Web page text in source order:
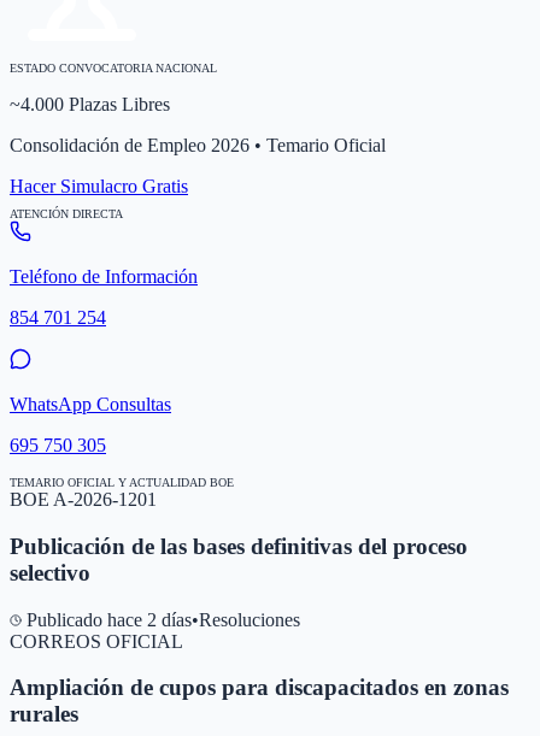
ESTADO CONVOCATORIA NACIONAL
~4.000 Plazas Libres
Consolidación de Empleo 2026 • Temario Oficial
Hacer Simulacro Gratis
ATENCIÓN DIRECTA
Teléfono de Información
854 701 254
WhatsApp Consultas
695 750 305
TEMARIO OFICIAL Y ACTUALIDAD BOE
BOE A-2026-1201
Publicación de las bases definitivas del proceso
selectivo
Publicado hace 2 días•Resoluciones
CORREOS OFICIAL
Ampliación de cupos para discapacitados en zonas
rurales